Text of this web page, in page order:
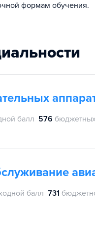
формам обучения.
балл 576
балл 731